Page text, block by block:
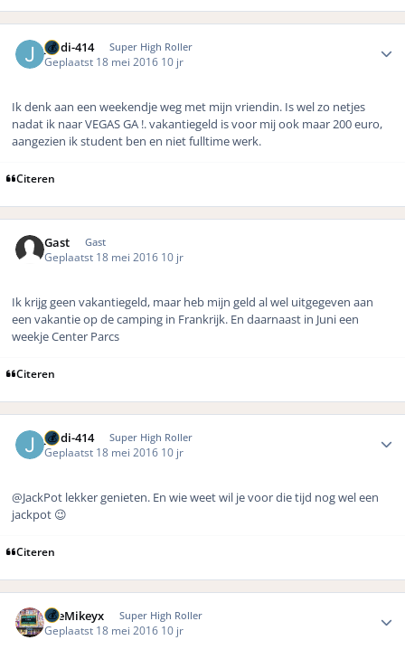
jordi-414 Super High Roller
Geplaatst 18 mei 2016 10 jr
Ik denk aan een weekendje weg met mijn vriendin. Is wel zo netjes
nadat ik naar VEGAS GA !. vakantiegeld is voor mij ook maar 200 euro,
aangezien ik student ben en niet fulltime werk.
Citeren
Gast Gast
Geplaatst 18 mei 2016 10 jr
Ik krijg geen vakantiegeld, maar heb mijn geld al wel uitgegeven aan
een vakantie op de camping in Frankrijk. En daarnaast in Juni een
weekje Center Parcs
Citeren
jordi-414 Super High Roller
Geplaatst 18 mei 2016 10 jr
@JackPot lekker genieten. En wie weet wil je voor die tijd nog wel een
jackpot 😉
Citeren
TheMikeyx Super High Roller
Geplaatst 18 mei 2016 10 jr